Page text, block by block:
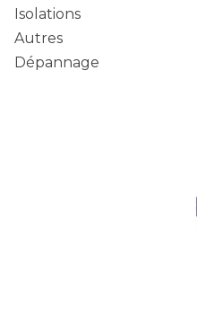
Isolations
Autres
Dépannage